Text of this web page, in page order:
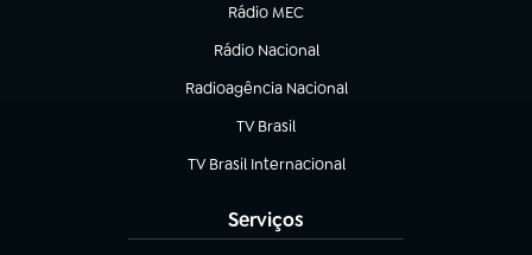
Rádio MEC
Rádio Nacional
(abre em nova aba)
Radioagência Nacional
(abre em nova aba)
TV Brasil
(abre em nova aba)
TV Brasil Internacional
(abre em nova aba)
Serviços